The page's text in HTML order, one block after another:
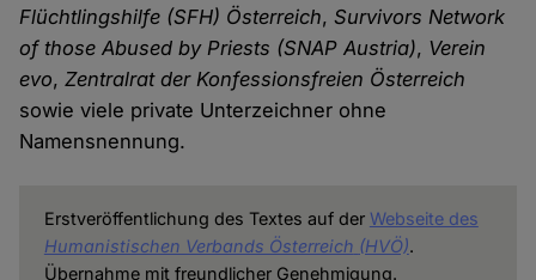
Flüchtlingshilfe (SFH) Österreich,Survivors Network
of those Abused by Priests (SNAP Austria), Verein
evo,Zentralrat der Konfessionsfreien Österreich
sowie viele private Unterzeichner ohne
Namensnennung.
Erstveröffentlichung des Textes auf der Webseite des
Humanistischen Verbands Österreich (HVÖ).
Übernahme mit freundlicher Genehmigung.